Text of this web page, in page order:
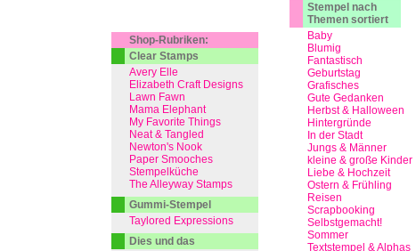
Stempel nach
Themen sortiert
Baby
Blumig
Fantastisch
Geburtstag
Grafisches
Gute Gedanken
Herbst & Halloween
Hintergründe
In der Stadt
Jungs & Männer
kleine & große Kinder
Liebe & Hochzeit
Ostern & Frühling
Reisen
Scrapbooking
Selbstgemacht!
Sommer
Textstempel & Alphas
Shop-Rubriken:
Clear Stamps
Avery Elle
Elizabeth Craft Designs
Lawn Fawn
Mama Elephant
My Favorite Things
Neat & Tangled
Newton's Nook
Paper Smooches
Stempelküche
The Alleyway Stamps
Gummi-Stempel
Taylored Expressions
Dies und das